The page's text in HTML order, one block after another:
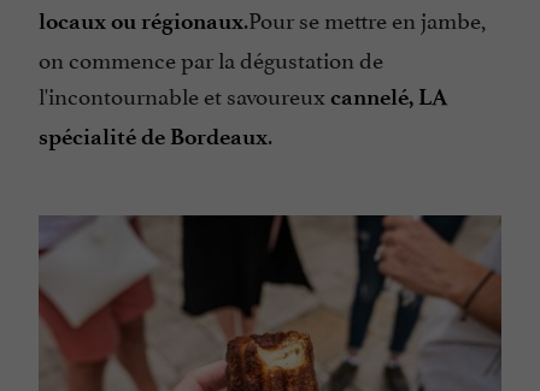
locaux ou régionaux.Pour se mettre en jambe,
on commence par la dégustation de
l'incontournable et savoureux cannelé, LA
spécialité de Bordeaux.